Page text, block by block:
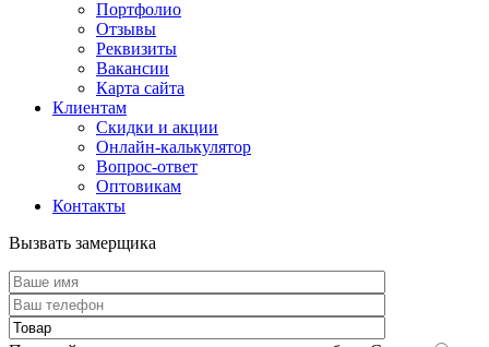
Портфолио
Отзывы
Реквизиты
Вакансии
Карта сайта
Клиентам
Скидки и акции
Онлайн-калькулятор
Вопрос-ответ
Оптовикам
Контакты
Вызвать замерщика